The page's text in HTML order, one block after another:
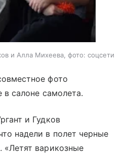
и Алла Михеева, фото: соцсети
фото
в салоне самолета.
и Гудков
надели в полет черные
«Летят варикозные